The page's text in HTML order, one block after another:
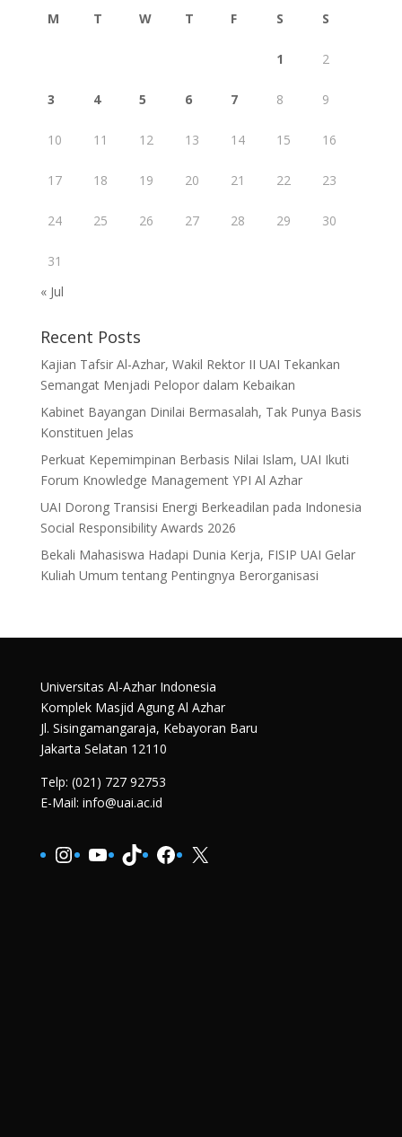
M T W T F S S
1 2
3 4 5 6 7 8 9
10 11 12 13 14 15 16
17 18 19 20 21 22 23
24 25 26 27 28 29 30
31
« Jul
Recent Posts
Kajian Tafsir Al-Azhar, Wakil Rektor II UAI Tekankan
Semangat Menjadi Pelopor dalam Kebaikan
Kabinet Bayangan Dinilai Bermasalah, Tak Punya Basis
Konstituen Jelas
Perkuat Kepemimpinan Berbasis Nilai Islam, UAI Ikuti
Forum Knowledge Management YPI Al Azhar
UAI Dorong Transisi Energi Berkeadilan pada Indonesia
Social Responsibility Awards 2026
Bekali Mahasiswa Hadapi Dunia Kerja, FISIP UAI Gelar
Kuliah Umum tentang Pentingnya Berorganisasi
Universitas Al-Azhar Indonesia
Komplek Masjid Agung Al Azhar
Jl. Sisingamangaraja, Kebayoran Baru
Jakarta Selatan 12110
Telp: (021) 727 92753
E-Mail: info@uai.ac.id
Instagram
YouTube
TikTokFacebook
X